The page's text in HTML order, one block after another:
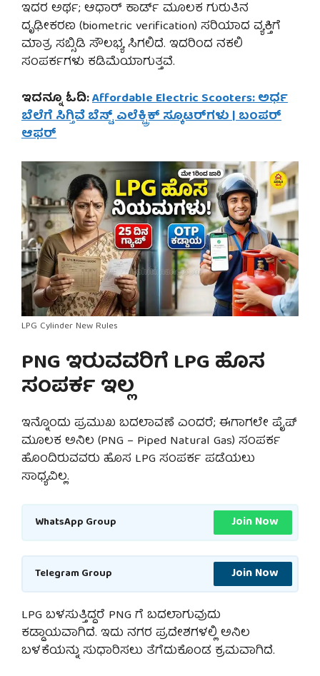
ಇದರ ಅರ್ಥ; ಆಧಾರ್ ಕಾರ್ಡ್ ಮೂಲಕ ಗುರುತಿನ
ದೃಢೀಕರಣ (biometric verification) ಸರಿಯಾದ ವ್ಯಕ್ತಿಗೆ
ಮಾತ್ರ ಸಬ್ಸಿಡಿ ಸೌಲಭ್ಯ ಸಿಗಲಿದೆ. ಇದರಿಂದ ನಕಲಿ
ಸಂಪರ್ಕಗಳು ಕಡಿಮೆಯಾಗುತ್ತವೆ.
ಇದನ್ನೂ ಓದಿ:Affordable Electric Scooters: ಅರ್ಧ
ಬೆಲೆಗೆ ಸಿಗ್ತಿವೆ ಬೆಸ್ಟ್ ಎಲೆಕ್ಟ್ರಿಕ್ ಸ್ಕೂಟರ್‌ಗಳು | ಬಂಪರ್
ಆಫರ್
LPG Cylinder New Rules
PNG ಇರುವವರಿಗೆ LPG ಹೊಸ
ಸಂಪರ್ಕ ಇಲ್ಲ
ಇನ್ನೊಂದು ಪ್ರಮುಖ ಬದಲಾವಣೆ ಎಂದರೆ; ಈಗಾಗಲೇ ಪೈಪ್
ಮೂಲಕ ಅನಿಲ (PNG – Piped Natural Gas) ಸಂಪರ್ಕ
ಹೊಂದಿರುವವರು ಹೊಸ LPG ಸಂಪರ್ಕ ಪಡೆಯಲು
ಸಾಧ್ಯವಿಲ್ಲ.
WhatsApp Group Join Now
Telegram Group Join Now
LPG ಬಳಸುತ್ತಿದ್ದರೆ PNG ಗೆ ಬದಲಾಗುವುದು
ಕಡ್ಡಾಯವಾಗಿದೆ. ಇದು ನಗರ ಪ್ರದೇಶಗಳಲ್ಲಿ ಅನಿಲ
ಬಳಕೆಯನ್ನು ಸುಧಾರಿಸಲು ತೆಗೆದುಕೊಂಡ ಕ್ರಮವಾಗಿದೆ.